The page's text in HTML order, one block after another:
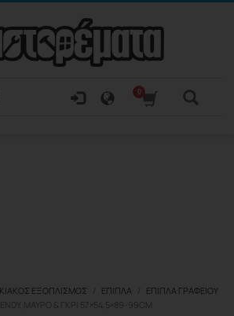
ΕΞΟΠΛΙΣΜΌΣ ΈΠΙΠΛΑ
ΈΠΙΠΛΑ ΓΡΑΦΕΊΟΥ
ΜΑΥΡΟ & ΓΚΡΙ 57×54,5×89-99CM